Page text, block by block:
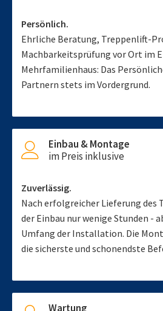
Persönlich.
Ehrliche Beratung, Treppenlift-
Machbarkeitsprüfung vor Ort im
Mehrfamilienhaus: Das
Partnern stets im Vordergrund.
Einbau & Montage
im Preis inklusive
Zuverlässig.
Nach erfolgreicher Lieferung des
der Einbau nur wenige Stunden -
Umfang der Installation. Die
die sicherste und schonendste
Wartung